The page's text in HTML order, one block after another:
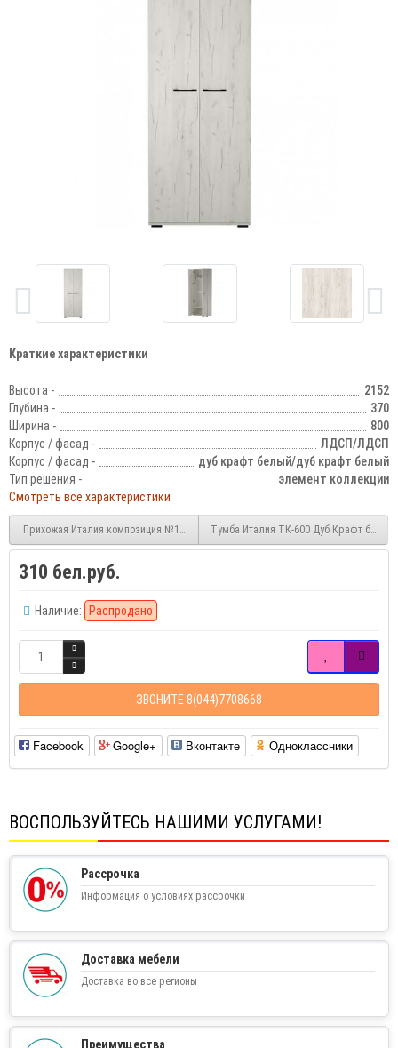
Краткие характеристики
Высота -
2152
Глубина -
370
Ширина -
800
Корпус / фасад -
ЛДСП/ЛДСП
Корпус / фасад -
дуб крафт белый/дуб крафт белый
Тип решения -
элемент коллекции
Смотреть все характеристики
Прихожая Италия композиция №10 Дуб Крафт белыйТумба Италия ТК-600 Дуб Крафт белый
310 бел.руб.
Наличие: Распродано
ЗВОНИТЕ 8(044)7708668
Facebook Google+ Вконтакте Одноклассники
ВОСПОЛЬЗУЙТЕСЬ НАШИМИ УСЛУГАМИ!
Рассрочка
Информация о условиях рассрочки
Доставка мебели
Доставка во все регионы
Преимущества